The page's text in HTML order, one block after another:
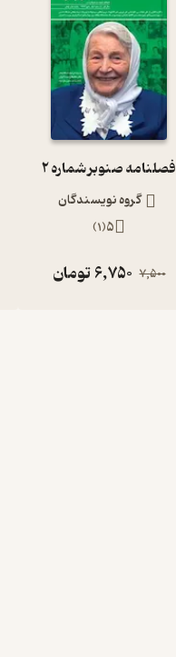
فصلنامه صنوبر شماره 2
گروه نویسندگان
5
(
1
)
7,500
6,750تومان